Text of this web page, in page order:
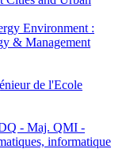
Environment :
& Management
de l'Ecole
- Maj. QMI -
informatique